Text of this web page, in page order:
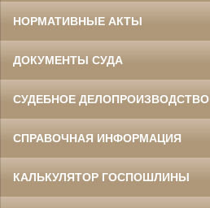
НОРМАТИВНЫЕ АКТЫ
ДОКУМЕНТЫ СУДА
СУДЕБНОЕ ДЕЛОПРОИЗВОДСТВО
СПРАВОЧНАЯ ИНФОРМАЦИЯ
КАЛЬКУЛЯТОР ГОСПОШЛИНЫ